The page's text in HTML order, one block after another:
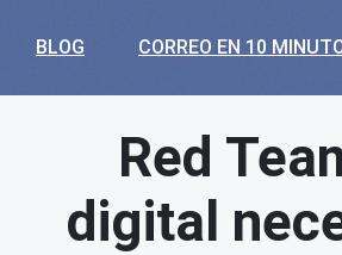
BLOG CORREO EN 10
Red
digital